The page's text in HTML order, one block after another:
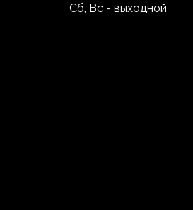
Сб, Вс - выходной